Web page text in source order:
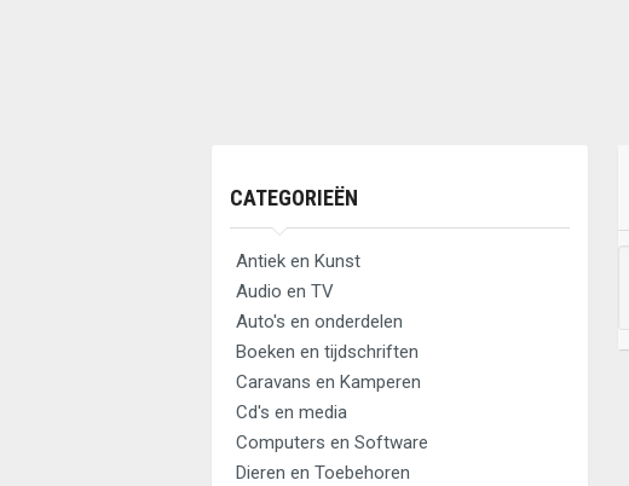
CATEGORIEËN
Antiek en Kunst
Audio en TV
Auto's en onderdelen
Boeken en tijdschriften
Caravans en Kamperen
Cd's en media
Computers en Software
Dieren en Toebehoren